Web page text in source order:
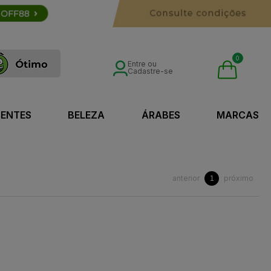
Entre ou
Cadastre-se
0
BELEZA ÁRABES MARCAS
anterior 1 próximo